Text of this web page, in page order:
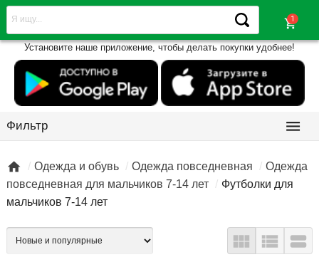
shopping_cart
Установите наше приложение, чтобы делать покупки удобнее!
Фильтр 
 Одежда и обувь Одежда повседневная
Одежда
повседневная для мальчиков 7-14 лет
Футболки для
мальчиков 7-14 лет
  